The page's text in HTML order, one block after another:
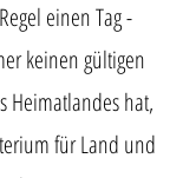
einen Tag -
keinen gültigen
Heimatlandes hat,
für Land und